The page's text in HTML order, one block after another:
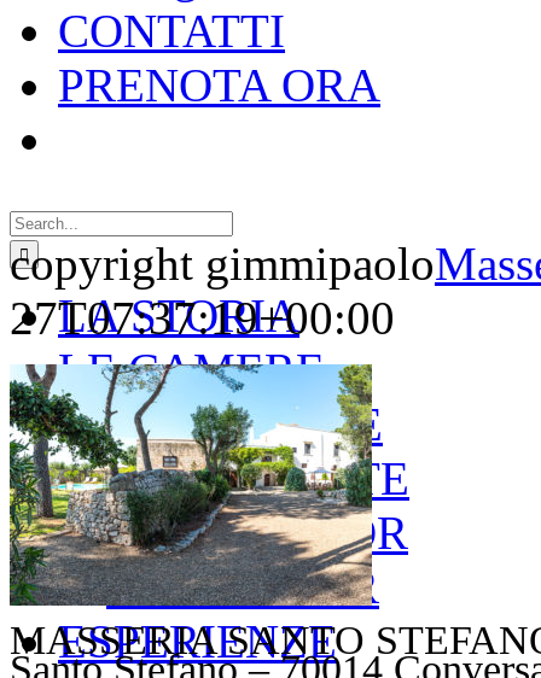
CONTATTI
PRENOTA ORA
for:
LA STORIA
LE CAMERE
GOLD SUITE
GREEN SUITE
BLUE JUNIOR
RED JUNIOR
ESPERIENZE
copyright gimmipaolo
27T07:37:19+00:00
MASSERIA SANTO
Santo Stefano – 70014